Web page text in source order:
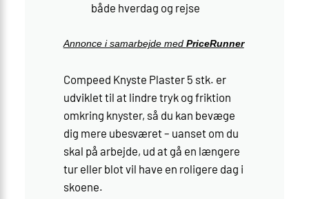
både hverdag og rejse
Annonce i samarbejde med PriceRunner
Compeed Knyste Plaster 5 stk. er
udviklet til at lindre tryk og friktion
omkring knyster, så du kan bevæge
dig mere ubesværet – uanset om du
skal på arbejde, ud at gå en længere
tur eller blot vil have en roligere dag i
skoene.